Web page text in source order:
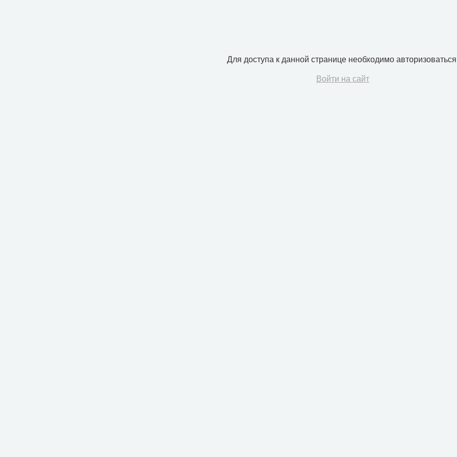
Для доступа к данной странице необходимо
Войти на сайт